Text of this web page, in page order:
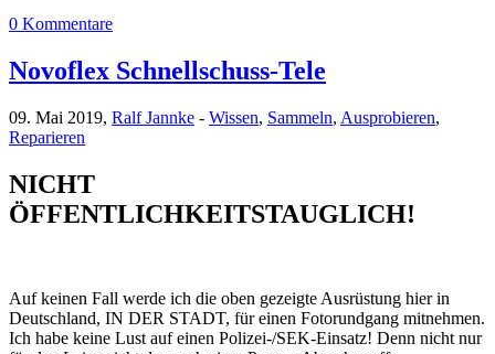
0 Kommentare
Novoflex Schnellschuss-Tele
09. Mai 2019, Ralf Jannke - Wissen, Sammeln, Ausprobieren,
Reparieren
NICHT
ÖFFENTLICHKEITSTAUGLICH!
Auf keinen Fall werde ich die oben gezeigte Ausrüstung hier in
Deutschland, IN DER STADT, für einen Fotorundgang mitnehmen.
Ich habe keine Lust auf einen Polizei-/SEK-Einsatz! Denn nicht nur